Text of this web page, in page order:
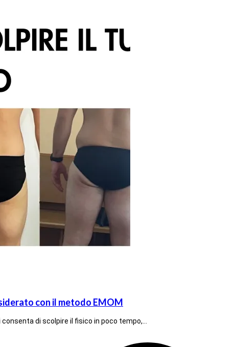
con il metodo EMOM
di scolpire il fisico in poco tempo,…